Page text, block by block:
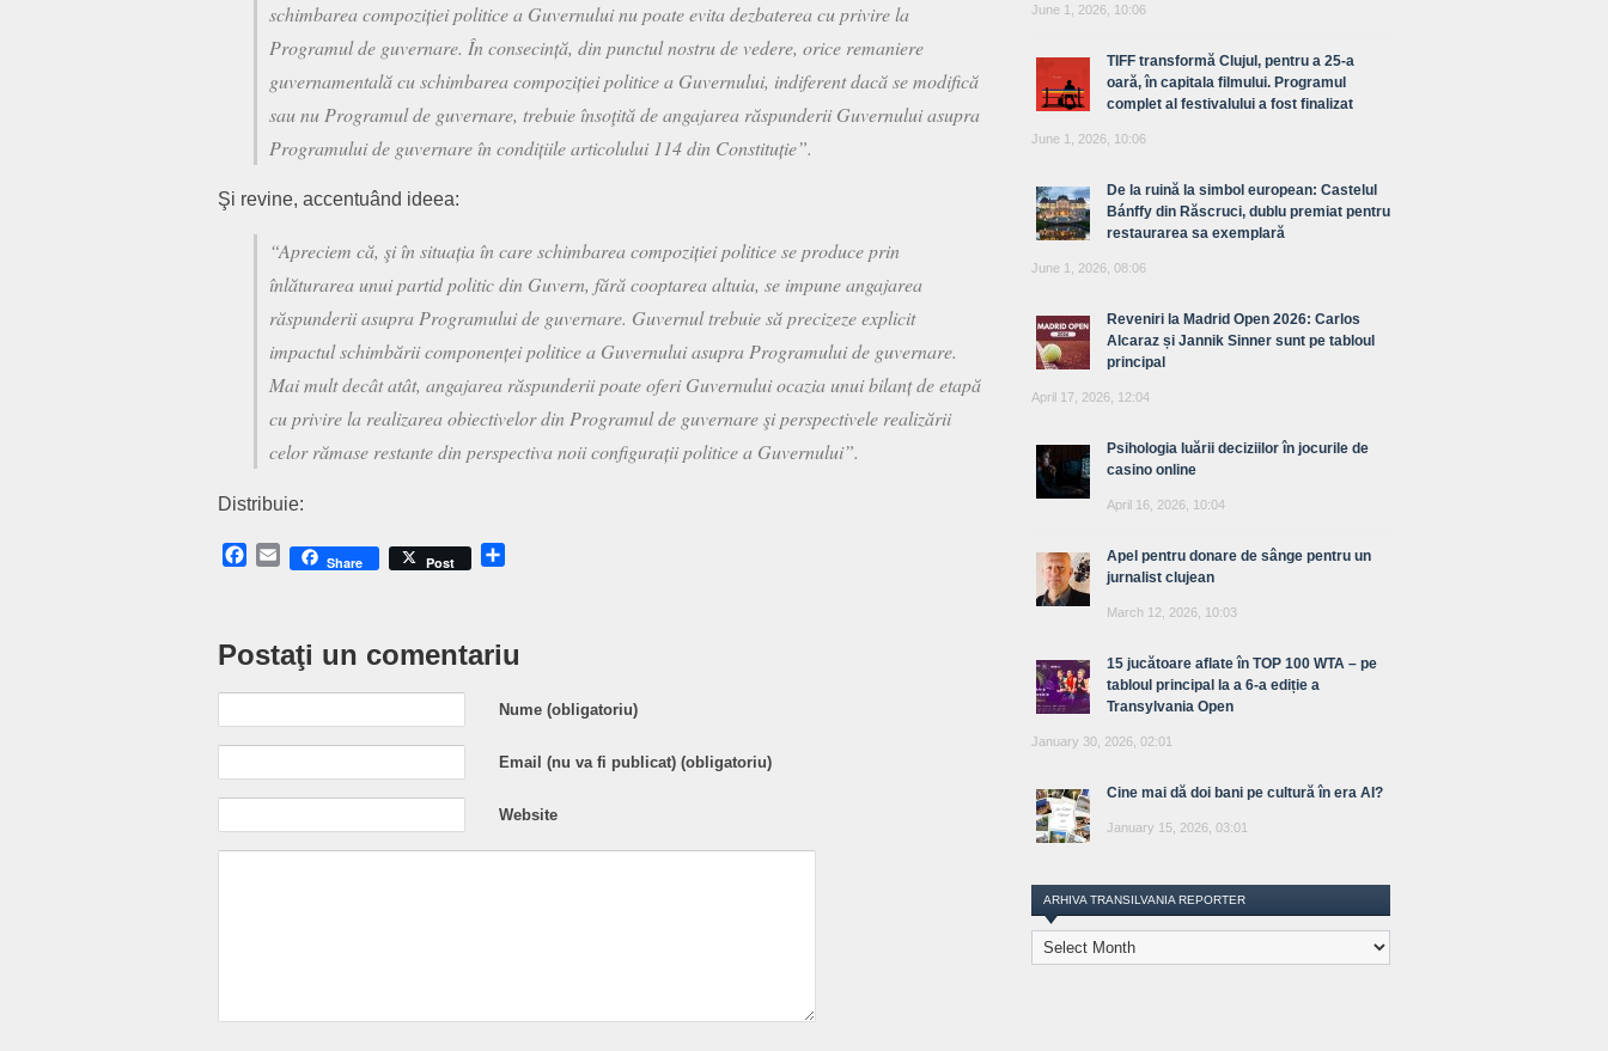
schimbarea compoziției politice a Guvernului nu poate evita dezbaterea cu privire la
Programul de guvernare. În consecință, din punctul nostru de vedere, orice remaniere
guvernamentală cu schimbarea compoziției politice a Guvernului, indiferent dacă se modifică
sau nu Programul de guvernare, trebuie însoţită de angajarea răspunderii Guvernului asupra
Programului de guvernare în condițiile articolului 114 din Constituție”.
Şi revine, accentuând ideea:
“Apreciem că, şi în situația în care schimbarea compoziției politice se produce prin
înlăturarea unui partid politic din Guvern, fără cooptarea altuia, se impune angajarea
răspunderii asupra Programului de guvernare. Guvernul trebuie să precizeze explicit
impactul schimbării componenței politice a Guvernului asupra Programului de guvernare.
Mai mult decât atât, angajarea răspunderii poate oferi Guvernului ocazia unui bilanț de etapă
cu privire la realizarea obiectivelor din Programul de guvernare şi perspectivele realizării
celor rămase restante din perspectiva noii configurații politice a Guvernului”.
Distribuie:
Facebook
EmailShare Post
Postaţi un comentariu
Nume (obligatoriu)
Email (nu va fi publicat) (obligatoriu)
Website
June 1, 2026, 10:06
TIFF transformă Clujul, pentru a 25-a
oară, în capitala filmului. Programul
complet al festivalului a fost finalizat
June 1, 2026, 10:06
De la ruină la simbol european: Castelul
Bánffy din Răscruci, dublu premiat pentru
restaurarea sa exemplară
June 1, 2026, 08:06
Reveniri la Madrid Open 2026: Carlos
Alcaraz și Jannik Sinner sunt pe tabloul
principal
April 17, 2026, 12:04
Psihologia luării deciziilor în jocurile de
casino online
April 16, 2026, 10:04
Apel pentru donare de sânge pentru un
jurnalist clujean
March 12, 2026, 10:03
15 jucătoare aflate în TOP 100 WTA – pe
tabloul principal la a 6-a ediție a
Transylvania Open
January 30, 2026, 02:01
Cine mai dă doi bani pe cultură în era AI?
January 15, 2026, 03:01
ARHIVA TRANSILVANIA REPORTER
Arhiva
Transilvania